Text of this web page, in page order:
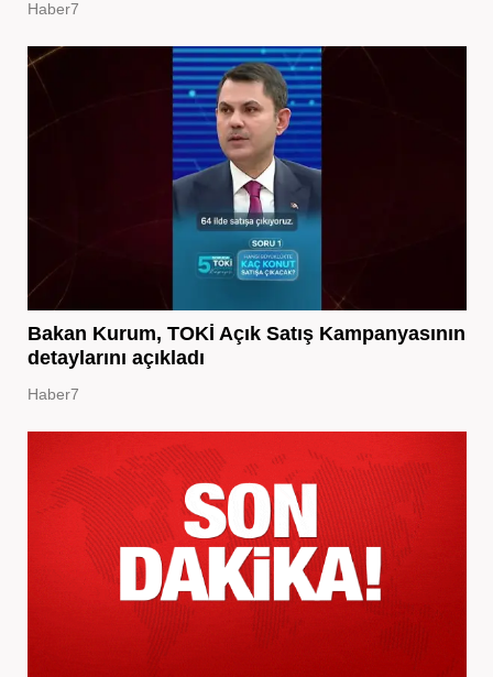
Haber7
Bakan Kurum, TOKİ Açık Satış Kampanyasının
detaylarını açıkladı
Haber7